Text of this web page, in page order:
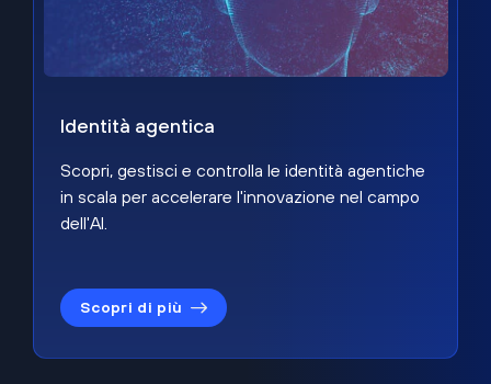
Identità agentica
Scopri, gestisci e controlla le identità agentiche
in scala per accelerare l'innovazione nel campo
dell'AI.
Scopri di più